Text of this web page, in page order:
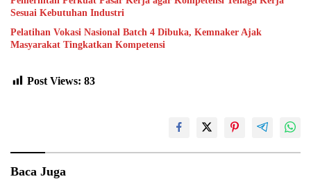
Sesuai Kebutuhan Industri
Pelatihan Vokasi Nasional Batch 4 Dibuka, Kemnaker Ajak
Masyarakat Tingkatkan Kompetensi
Post Views: 83
Baca Juga